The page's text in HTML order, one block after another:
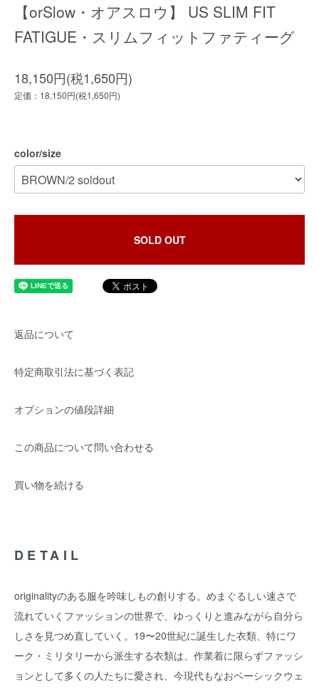
【orSlow・オアスロウ】 US SLIM FIT
FATIGUE・スリムフィットファティーグ
18,150円(税1,650円)
定価：18,150円(税1,650円)
color/size
SOLD OUT
返品について
特定商取引法に基づく表記
オプションの値段詳細
この商品について問い合わせる
買い物を続ける
DETAIL
originalityのある服を吟味しもの創りする。めまぐるしい速さで
流れていくファッションの世界で、ゆっくりと進みながら自分ら
しさを見つめ直していく。19〜20世紀に誕生した衣類、特にワ
ーク・ミリタリーから派生する衣類は、作業着に限らずファッシ
ョンとして多くの人たちに愛され、今現代もなおベーシックウェ